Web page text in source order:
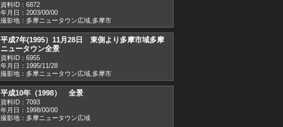
資料ID：6872
年月日：2003/00/00
撮影地：多摩ニュータウン広域,多摩市
平成7年(1995）11月28日 東側より多摩市域多摩
ニュータウン全景
資料ID：6955
年月日：1995/11/28
撮影地：多摩ニュータウン広域,多摩市
平成10年（1998） 全景
資料ID：7093
年月日：1998/00/00
撮影地：多摩ニュータウン広域